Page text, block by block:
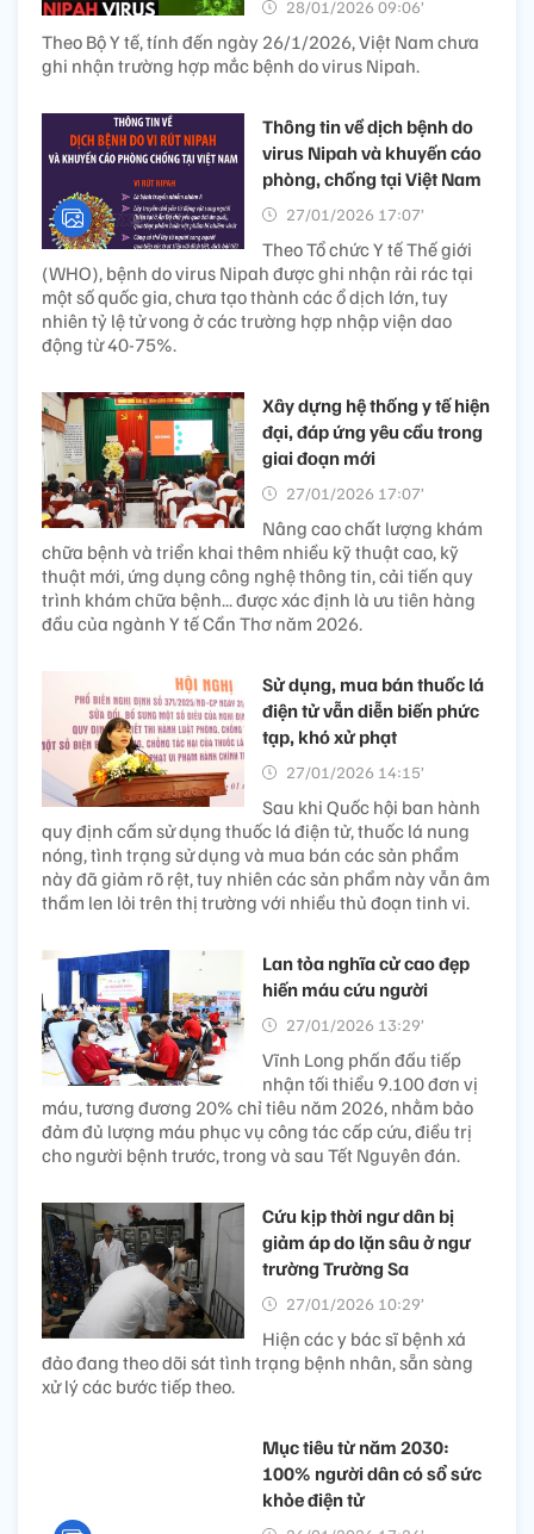
28/01/2026 09:06’
Theo Bộ Y tế, tính đến ngày 26/1/2026, Việt Nam chưa
ghi nhận trường hợp mắc bệnh do virus Nipah.
Thông tin về dịch bệnh do
virus Nipah và khuyến cáo
phòng, chống tại Việt Nam
27/01/2026 17:07’
Theo Tổ chức Y tế Thế giới
(WHO), bệnh do virus Nipah được ghi nhận rải rác tại
một số quốc gia, chưa tạo thành các ổ dịch lớn, tuy
nhiên tỷ lệ tử vong ở các trường hợp nhập viện dao
động từ 40-75%.
Xây dựng hệ thống y tế hiện
đại, đáp ứng yêu cầu trong
giai đoạn mới
27/01/2026 17:07’
Nâng cao chất lượng khám
chữa bệnh và triển khai thêm nhiều kỹ thuật cao, kỹ
thuật mới, ứng dụng công nghệ thông tin, cải tiến quy
trình khám chữa bệnh... được xác định là ưu tiên hàng
đầu của ngành Y tế Cần Thơ năm 2026.
Sử dụng, mua bán thuốc lá
điện tử vẫn diễn biến phức
tạp, khó xử phạt
27/01/2026 14:15’
Sau khi Quốc hội ban hành
quy định cấm sử dụng thuốc lá điện tử, thuốc lá nung
nóng, tình trạng sử dụng và mua bán các sản phẩm
này đã giảm rõ rệt, tuy nhiên các sản phẩm này vẫn âm
thầm len lỏi trên thị trường với nhiều thủ đoạn tinh vi.
Lan tỏa nghĩa cử cao đẹp
hiến máu cứu người
27/01/2026 13:29’
Vĩnh Long phấn đấu tiếp
nhận tối thiểu 9.100 đơn vị
máu, tương đương 20% chỉ tiêu năm 2026, nhằm bảo
đảm đủ lượng máu phục vụ công tác cấp cứu, điều trị
cho người bệnh trước, trong và sau Tết Nguyên đán.
Cứu kịp thời ngư dân bị
giảm áp do lặn sâu ở ngư
trường Trường Sa
27/01/2026 10:29’
Hiện các y bác sĩ bệnh xá
đảo đang theo dõi sát tình trạng bệnh nhân, sẵn sàng
xử lý các bước tiếp theo.
Mục tiêu từ năm 2030:
100% người dân có sổ sức
khỏe điện tử